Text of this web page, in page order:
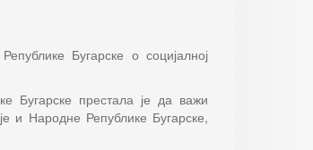
Бугарске о социјалној
Бугарске престала је да важи
и Народне Републике Бугарске,